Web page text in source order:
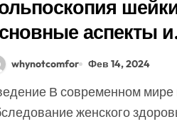
аспекты и
whynotcomfor Фев 14, 2024
женского